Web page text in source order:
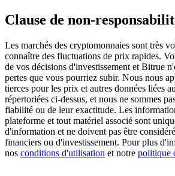
Precious Metals Trading Carnival
Trade Gold & Silver · 33,333 USDT
USDT New User Exclusive 10%
USDT Flexible Staking | Daily
Clause de non-
Les marchés des cryptomonnaies sont très
connaître des fluctuations de prix rapides.
de vos décisions d'investissement et Bitrue
pertes que vous pourriez subir. Nous nous
tierces pour les prix et autres données liées
répertoriées ci-dessus, et nous ne sommes
fiabilité ou de leur exactitude. Les
plateforme et tout matériel associé sont
d'information et ne doivent pas être
financiers ou d'investissement. Pour plus
nos conditions d'utilisation et notre politique